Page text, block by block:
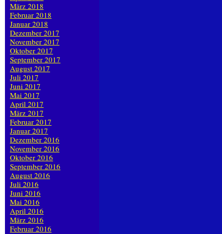
März 2018
Februar 2018
Januar 2018
Dezember 2017
November 2017
Oktober 2017
September 2017
August 2017
Juli 2017
Juni 2017
Mai 2017
April 2017
März 2017
Februar 2017
Januar 2017
Dezember 2016
November 2016
Oktober 2016
September 2016
August 2016
Juli 2016
Juni 2016
Mai 2016
April 2016
März 2016
Februar 2016